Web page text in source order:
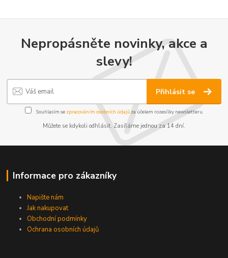
Nepropásněte novinky, akce a
slevy!
Přihlásit se
Souhlasím se zpracováním osobních údajůza účelem rozesílky newsletteru.
Můžete se kdykoli odhlásit. Zasíláme jednou za 14 dní.
Informace pro zákazníky
Napište nám
Jak nakupovat
Obchodní podmínky
Ochrana osobních údajů